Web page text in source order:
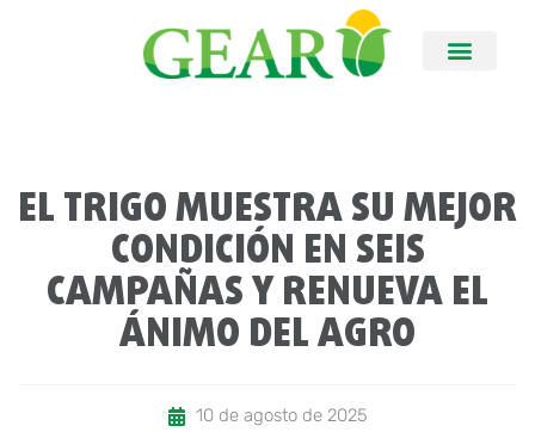
EL TRIGO MUESTRA SU MEJOR
CONDICIÓN EN SEIS
CAMPAÑAS Y RENUEVA EL
ÁNIMO DEL AGRO
10 de agosto de 2025